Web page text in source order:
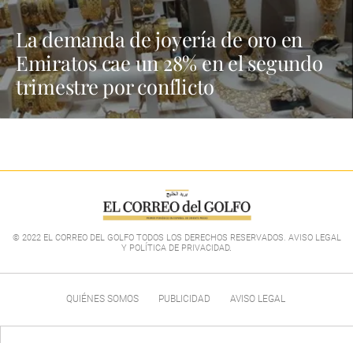
La demanda de joyería de oro en
Emiratos cae un 28% en el segundo
trimestre por conflicto
© 2022 EL CORREO DEL GOLFO TODOS LOS DERECHOS RESERVADOS. AVISO LEGAL
Y POLÍTICA DE PRIVACIDAD.
QUIÉNES SOMOS PUBLICIDAD AVISO LEGAL